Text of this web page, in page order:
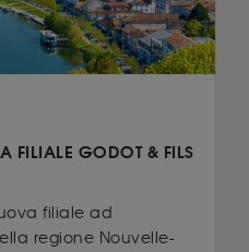
FILIALE GODOT & FILS
filiale ad
regione Nouvelle-